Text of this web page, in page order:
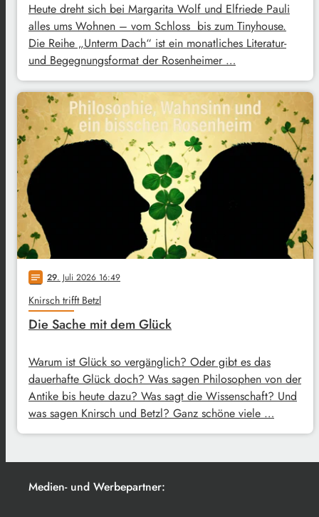
Heute dreht sich bei Margarita Wolf und Elfriede Pauli
alles ums Wohnen – vom Schloss bis zum Tinyhouse.
Die Reihe „Unterm Dach“ ist ein monatliches Literatur-
und Begegnungsformat der Rosenheimer …
notes 29. Juli 2026 16:49
Knirsch trifft Betzl
Die Sache mit dem Glück
Warum ist Glück so vergänglich? Oder gibt es das
dauerhafte Glück doch? Was sagen Philosophen von der
Antike bis heute dazu? Was sagt die Wissenschaft? Und
was sagen Knirsch und Betzl? Ganz schöne viele …
Medien- und Werbepartner: